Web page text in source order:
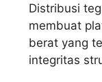
Distribusi
membuat
berat yang
integritas